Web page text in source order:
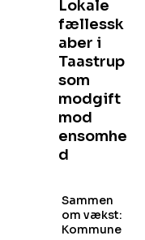
Lokale
fællessk
aber i
Taastrup
som
modgift
mod
ensomhe
d
Sammen
om vækst:
Kommune